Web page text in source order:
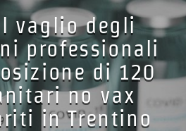
vaglio degli
professionali
di 120
no vax
in Trentino